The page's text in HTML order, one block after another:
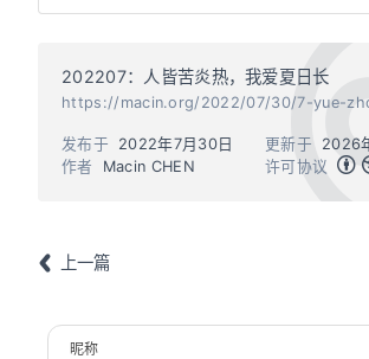
202207：人皆苦炎热，我爱夏日长
https://macin.org/2022/07/30/7-yue-
作者 Macin CHEN
发布于 2022年7月30日 更新于
2026
许可协议
上一篇
昵称